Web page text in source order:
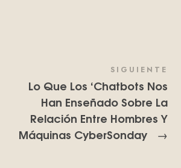
SIGUIENTE
Lo Que Los ‘Chatbots Nos
Han Enseñado Sobre La
Relación Entre Hombres Y
Máquinas CyberSonday
→